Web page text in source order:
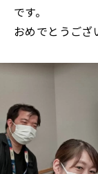
です。
おめでとうござ